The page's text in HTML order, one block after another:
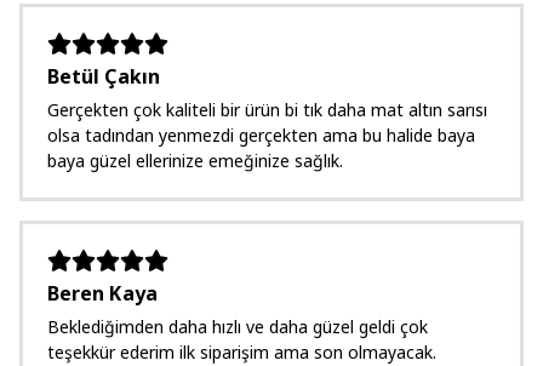
Betül Çakın
Gerçekten çok kaliteli bir ürün bi tık daha mat altın sarısı
olsa tadından yenmezdi gerçekten ama bu halide baya
baya güzel ellerinize emeğinize sağlık.
Beren Kaya
Beklediğimden daha hızlı ve daha güzel geldi çok
teşekkür ederim ilk siparişim ama son olmayacak.